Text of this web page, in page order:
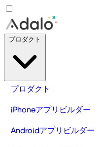
プロダクト
iPhoneアプリビルダー
Androidアプリビルダー